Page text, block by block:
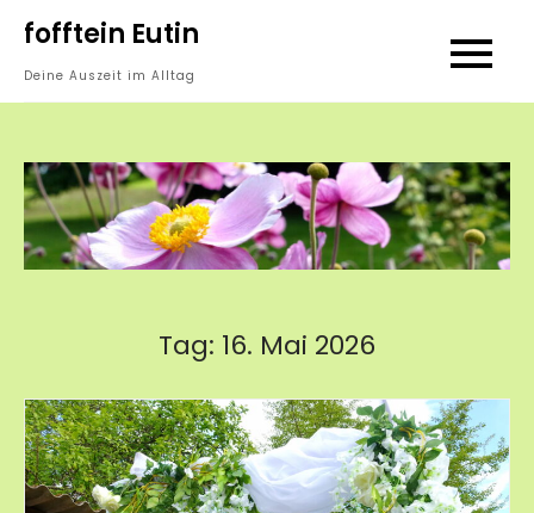
Skip
content
fofftein Eutin
Deine Auszeit im Alltag
Tag: 16. Mai 2026